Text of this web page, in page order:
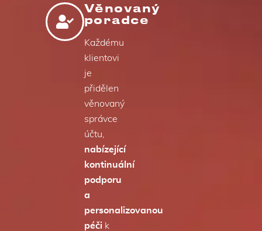
Věnovaný
poradce
Každému
klientovi
je
přidělen
věnovaný
správce
účtu,
nabízející
kontinuální
podporu
a
personalizovanou
péčik